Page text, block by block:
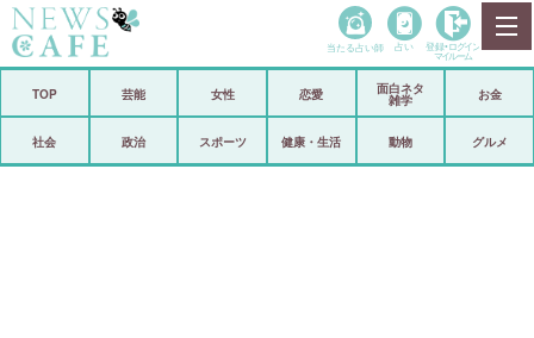
政治
当たる占い師 占い 登録• ログイン
マイルーム
TOP 芸能 女性 恋愛
面白ネタ
雑学
お金
社会 政治 スポーツ 健康・生活 動物 グルメ